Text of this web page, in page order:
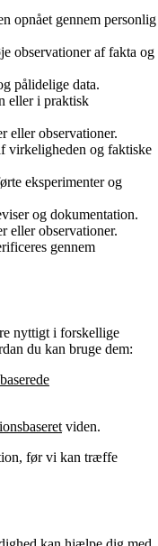
opnået gennem personlig
observationer af fakta og
pålidelige data.
eller i praktisk
eller observationer.
virkeligheden og faktiske
eksperimenter og
og dokumentation.
eller observationer.
gennem
nyttigt i forskellige
du kan bruge dem:
viden.
før vi kan træffe